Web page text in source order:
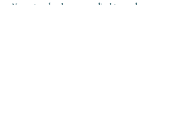
Yogastunden kommen direkt aus dem